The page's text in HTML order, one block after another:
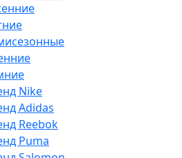
Nike
Adidas
Reebok
Puma